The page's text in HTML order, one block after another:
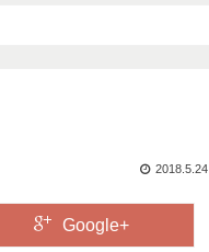
2018.5.24
Google+